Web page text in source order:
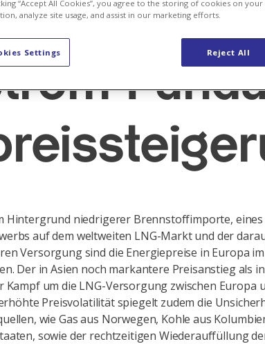
Hintergrund niedrigerer Brennstoffimporte, eines
auf dem weltweiten LNG-Markt und der
Versorgung sind die Energiepreise in Europa
Der in Asien noch markantere Preisanstieg als
Kampf um die LNG-Versorgung zwischen Europa
Preisvolatilität spiegelt zudem die
wie Gas aus Norwegen, Kohle aus
sowie der rechtzeitigen Wiederauffüllung
“Accept All Cookies”, you agree to the storing of cookies on
analyze site usage, and assist in our marketing efforts.
Reject All
Settings